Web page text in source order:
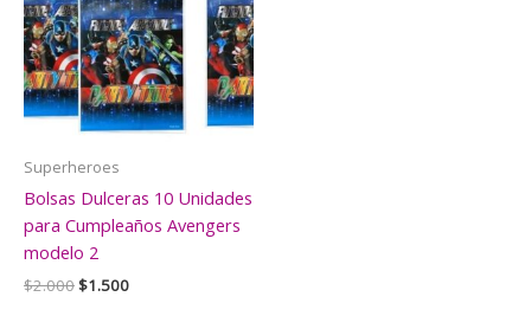
Superheroes
Bolsas Dulceras 10 Unidades
para Cumpleaños Avengers
modelo 2
$2.000El
$1.500El